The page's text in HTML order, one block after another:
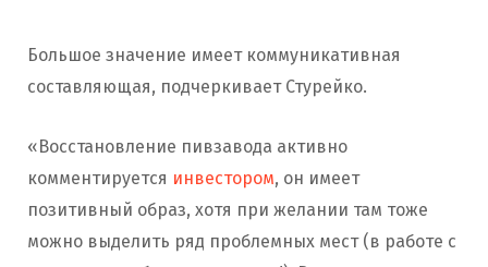
Большое значение имеет коммуникативная
составляющая, подчеркивает Стурейко.
«Восстановление пивзавода активно
комментируется инвестором, он имеет
позитивный образ, хотя при желании там тоже
можно выделить ряд проблемных мест (в работе с